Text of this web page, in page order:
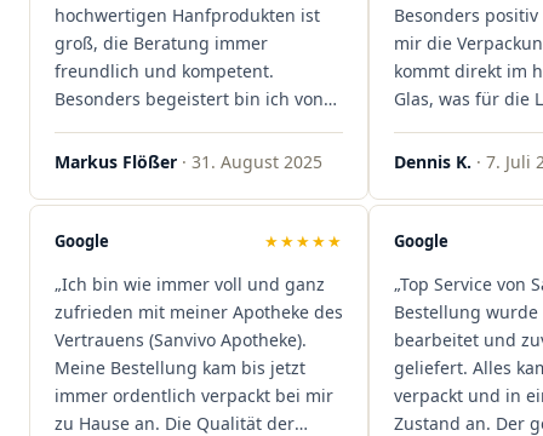
hochwertigen Hanfprodukten ist
groß, die Beratung immer
freundlich und kompetent.
Besonders begeistert bin ich von
der schnellen Rezeptannahme –
alles läuft unkompliziert und
sind extrem zügig, was mir jedes
Mal viel Zeit spart. Man merkt,
Kundenzufriedenheit an erster
Stelle stehen. Vielen Dank an das
Team von Sanvivo – ich bin
rundum begeistert!"
Markus Flößer · 31. August 2025
Besonders
mir die
kommt direkt im
Glas, was für die
ist. Ich bestelle
wieder!"
Dennis K. · 7. Juli
Google ★★★★★
„Ich bin wie immer voll und ganz
zufrieden mit meiner Apotheke des
Vertrauens (Sanvivo Apotheke).
Meine Bestellung kam bis jetzt
immer ordentlich verpackt bei mir
zu Hause an. Die Qualität der
Google
„Top Service von
Bestellung wurde
bearbeitet und
geliefert. Alles
verpackt und in
Zustand an. Der